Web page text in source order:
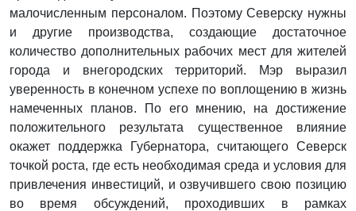
малочисленным персоналом. Поэтому Северску нужны
и другие производства, создающие достаточное
количество дополнительных рабочих мест для жителей
города и внегородских территорий. Мэр выразил
уверенность в конечном успехе по воплощению в жизнь
намеченных планов. По его мнению, на достижение
положительного результата существенное влияние
окажет поддержка Губернатора, считающего Северск
точкой роста, где есть необходимая среда и условия для
привлечения инвестиций, и озвучившего свою позицию
во время обсуждений, проходивших в рамках